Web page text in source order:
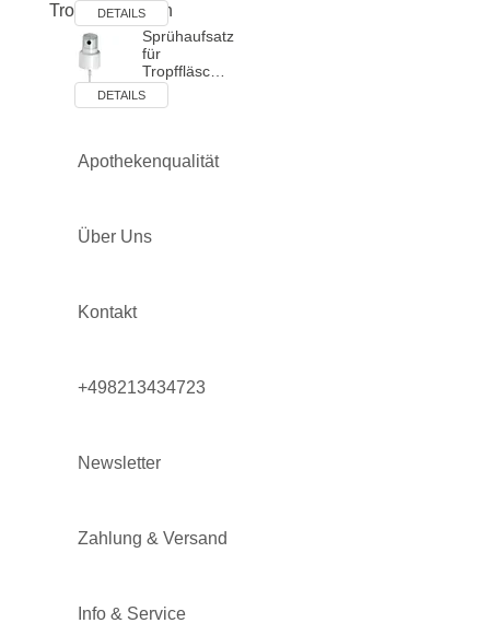
DETAILS
Sprühaufsatz
für
Tropffläsc…
DETAILS
Apothekenqualität
Über Uns
Kontakt
+498213434723
Newsletter
Zahlung & Versand
Info & Service